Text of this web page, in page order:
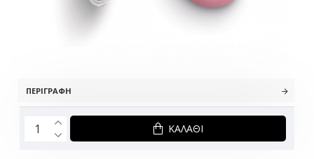
ΠΕΡΙΓΡΑΦΉ
ΚΑΛΆΘΙ